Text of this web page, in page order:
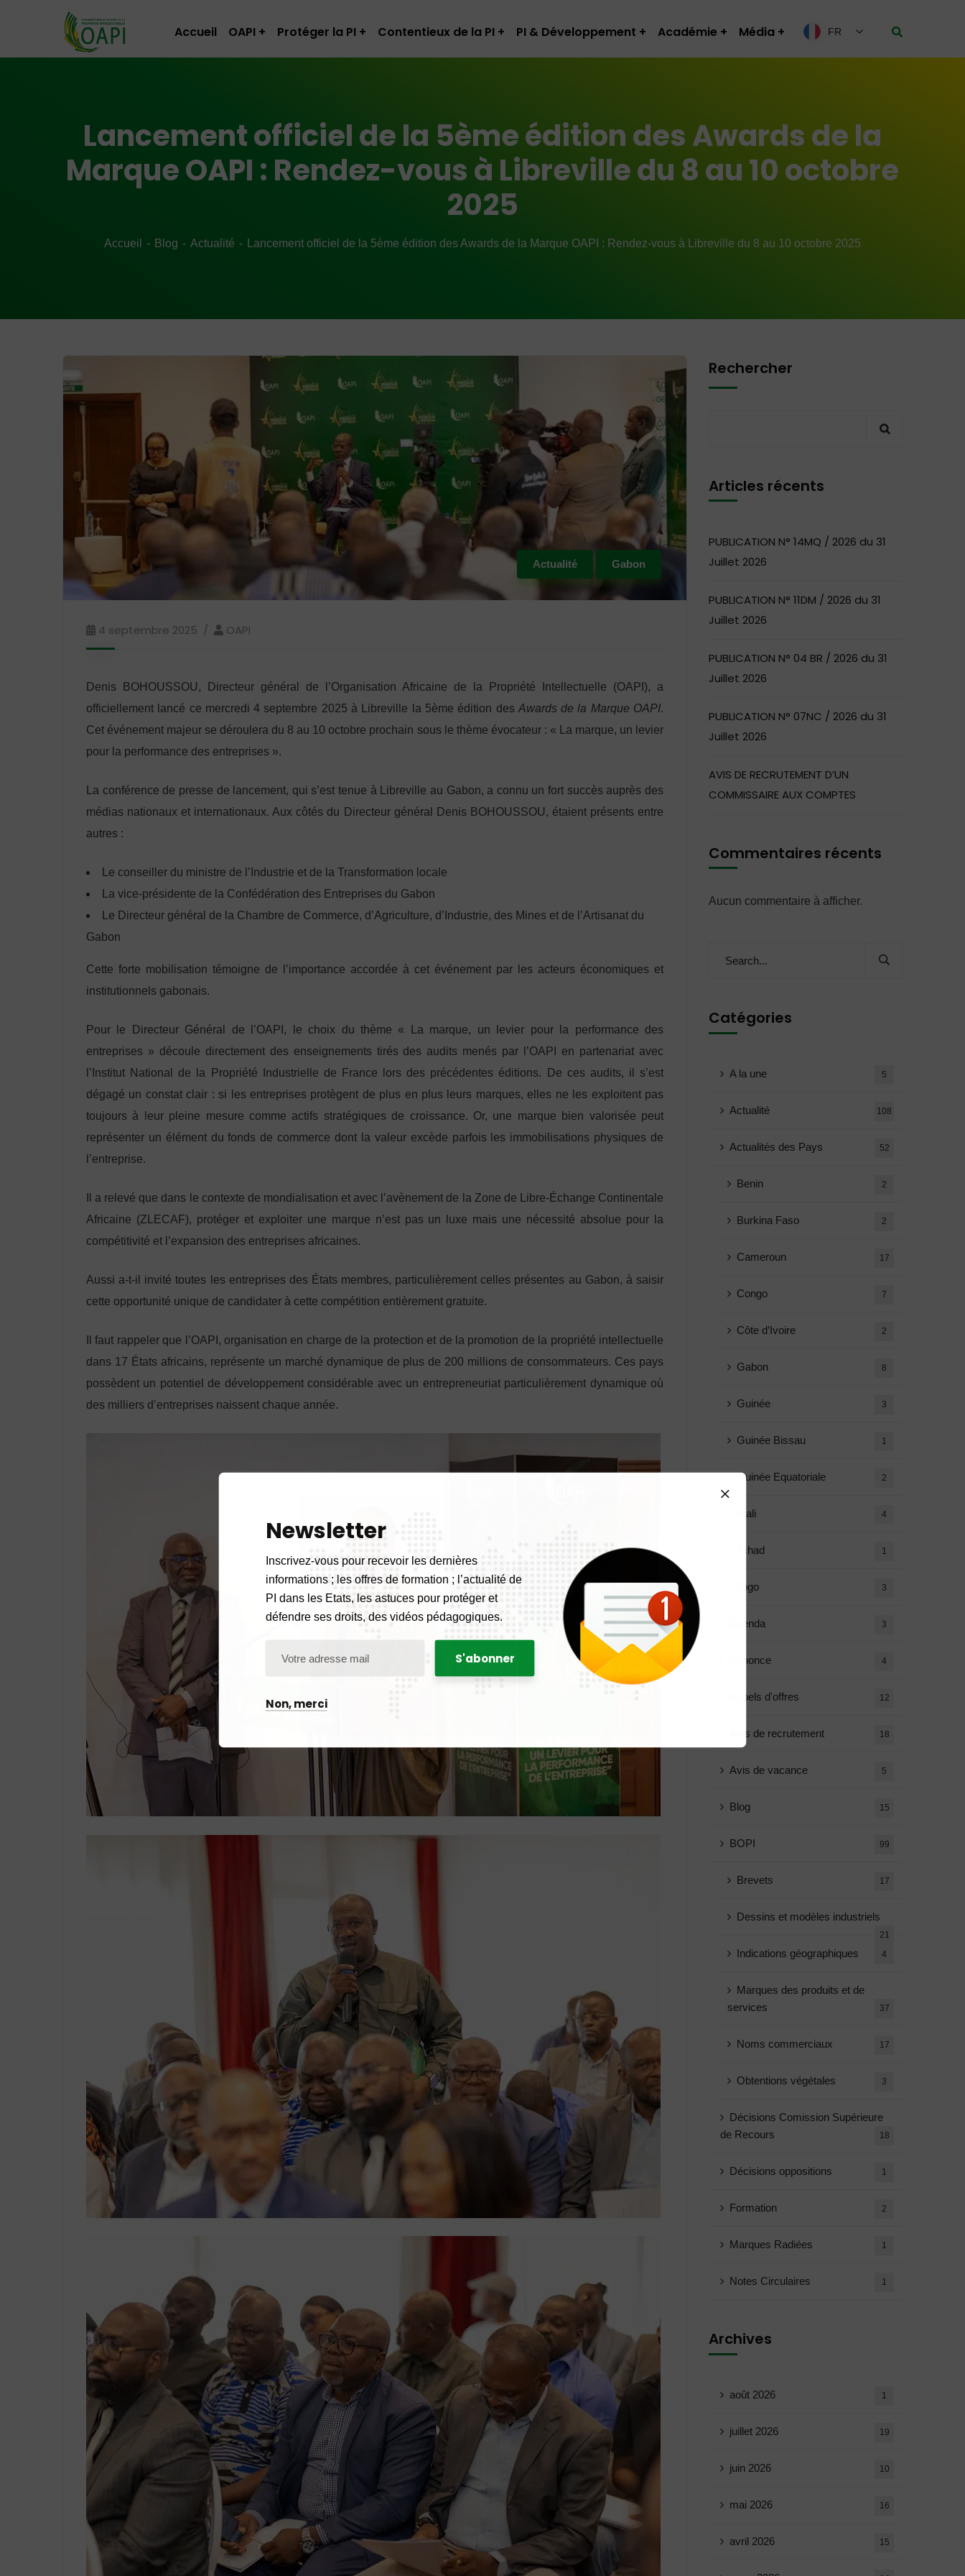
Accueil OAPI Protéger la PI Contentieux de la PI PI & Développement Académie Média FR
Lancement officiel de la 5ème édition des Awards de la
Marque OAPI : Rendez-vous à Libreville du 8 au 10 octobre
2025
Accueil Blog Actualité Lancement officiel de la 5ème édition des Awards de la Marque OAPI : Rendez-vous à Libreville du 8 au 10 octobre 2025
Actualité Gabon
4 septembre 2025 OAPI
Denis BOHOUSSOU, Directeur général de l’Organisation Africaine de la Propriété Intellectuelle (OAPI), a
officiellement lancé ce mercredi 4 septembre 2025 à Libreville la 5ème édition des Awards de la Marque OAPI.
Cet événement majeur se déroulera du 8 au 10 octobre prochain sous le thème évocateur : « La marque, un levier
pour la performance des entreprises ».
La conférence de presse de lancement, qui s’est tenue à Libreville au Gabon, a connu un fort succès auprès des
médias nationaux et internationaux. Aux côtés du Directeur général Denis BOHOUSSOU, étaient présents entre
autres :
Le conseiller du ministre de l’Industrie et de la Transformation locale
La vice-présidente de la Confédération des Entreprises du Gabon
Le Directeur général de la Chambre de Commerce, d’Agriculture, d’Industrie, des Mines et de l’Artisanat du
Gabon
Cette forte mobilisation témoigne de l’importance accordée à cet événement par les acteurs économiques et
institutionnels gabonais.
Pour le Directeur Général de l’OAPI, le choix du thème « La marque, un levier pour la performance des
entreprises » découle directement des enseignements tirés des audits menés par l’OAPI en partenariat avec
l’Institut National de la Propriété Industrielle de France lors des précédentes éditions. De ces audits, il s’est
dégagé un constat clair : si les entreprises protègent de plus en plus leurs marques, elles ne les exploitent pas
toujours à leur pleine mesure comme actifs stratégiques de croissance. Or, une marque bien valorisée peut
représenter un élément du fonds de commerce dont la valeur excède parfois les immobilisations physiques de
l’entreprise.
Il a relevé que dans le contexte de mondialisation et avec l’avènement de la Zone de Libre-Échange Continentale
Africaine (ZLECAF), protéger et exploiter une marque n’est pas un luxe mais une nécessité absolue pour la
compétitivité et l’expansion des entreprises africaines.
Aussi a-t-il invité toutes les entreprises des États membres, particulièrement celles présentes au Gabon, à saisir
cette opportunité unique de candidater à cette compétition entièrement gratuite.
Il faut rappeler que l’OAPI, organisation en charge de la protection et de la promotion de la propriété intellectuelle
dans 17 États africains, représente un marché dynamique de plus de 200 millions de consommateurs. Ces pays
possèdent un potentiel de développement considérable avec un entrepreneuriat particulièrement dynamique où
des milliers d’entreprises naissent chaque année.
Rechercher
Articles récents
PUBLICATION N° 14MQ / 2026 du 31
Juillet 2026
PUBLICATION N° 11DM / 2026 du 31
Juillet 2026
PUBLICATION N° 04 BR / 2026 du 31
Juillet 2026
PUBLICATION N° 07NC / 2026 du 31
Juillet 2026
AVIS DE RECRUTEMENT D’UN
COMMISSAIRE AUX COMPTES
Commentaires récents
Aucun commentaire à afficher.
Catégories
A la une 5
Actualité 108
Actualités des Pays 52
Benin 2
Burkina Faso 2
Cameroun 17
Congo 7
Côte d’Ivoire 2
Gabon 8
Guinée 3
Guinée Bissau 1
Guinée Equatoriale 2
Mali 4
Tchad 1
Togo 3
Agenda 3
Annonce 4
Appels d'offres 12
Avis de recrutement 18
Avis de vacance 5
Blog 15
BOPI 99
Brevets 17
Dessins et modèles industriels
21
Indications géographiques 4
Marques des produits et de
services
37
Noms commerciaux 17
Obtentions végétales 3
Décisions Comission Supérieure
de Recours
18
Décisions oppositions 1
Formation 2
Marques Radiées 1
Notes Circulaires 1
Archives
août 2026 1
juillet 2026 19
juin 2026 10
mai 2026 16
avril 2026 15
Newsletter
Inscrivez-vous pour recevoir les dernières
informations ; les offres de formation ; l’actualité de
PI dans les Etats, les astuces pour protéger et
défendre ses droits, des vidéos pédagogiques.
Non, merci